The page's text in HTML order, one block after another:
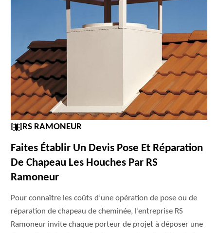
RS RAMONEUR
Faites Établir Un Devis Pose Et Réparation
De Chapeau Les Houches Par RS
Ramoneur
Pour connaître les coûts d’une opération de pose ou de
réparation de chapeau de cheminée, l’entreprise RS
Ramoneur invite chaque porteur de projet à déposer une